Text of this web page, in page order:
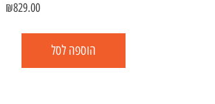
₪829.00
הוספה לסל